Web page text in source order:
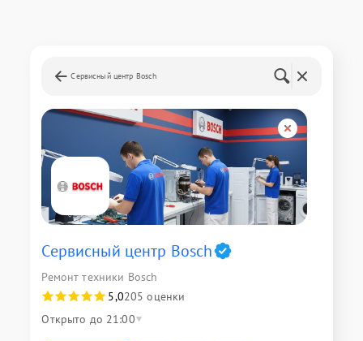
Сервисный центр Bosch
Сервисный центр Bosch
Ремонт техники Bosch
5,0205 оценки
Открыто до 21:00